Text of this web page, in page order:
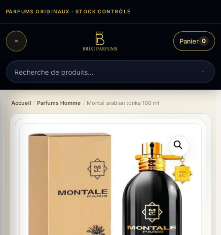
contenu
PARFUMS ORIGINAUX · STOCK CONTRÔLÉ
Recherche
de
produits
Panier 0
Accueil / Parfums Homme / Montal arabian tonka 100 ml